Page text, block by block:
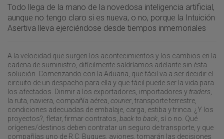
Todo llega de la mano de la novedosa inteligencia artificial,
aunque no tengo claro si es nueva, o no, porque la Intuición
Asertiva lleva ejerciéndose desde tiempos inmemoriales
A la velocidad que surgen los acontecimientos y los cambios en la
cadena de suministro, difícilmente saldríamos adelante sin ésta
solución. Comenzando con la Aduana, que fácil va a ser decidir el
circuito de un despacho para ella y que fácil puede ser la vida para
los afectados. Dirimir a los exportadores, importadores y traders
la ruta, naviera, compañía aérea, courier , transporte terrestre,
condiciones adecuadas de embalaje, carga, estiba y trinca. ¿Y los
proyectos?, fletar, firmar contratos, back to back , sí o no. Qué
orígenes/destinos deben contratar un seguro de transporte, y que
compañías uno de R.C. Buques, aviones, tomarán las decisiones